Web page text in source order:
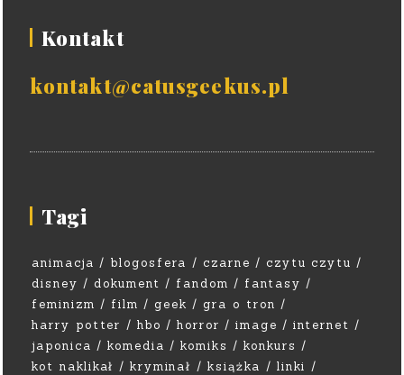
Kontakt
kontakt@catusgeekus.pl
Tagi
animacja blogosfera czarne
czytu czytu
disney
dokument fandom
fantasy
feminizm
film geek
gra o tron
harry potter
hbo horror image
internet
japonica
komedia komiks
konkurs
kot naklikał
kryminał książka
linki